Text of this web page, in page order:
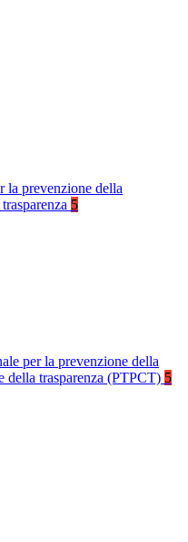
la prevenzione della
5
per la prevenzione della
della trasparenza (PTPCT) 5